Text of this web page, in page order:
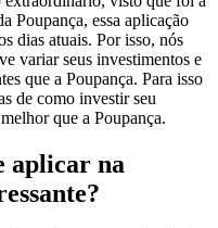
Poupança, essa aplicação
dias atuais. Por isso, nós
variar seus investimentos e
que a Poupança. Para isso
de como investir seu
que a Poupança.
aplicar na